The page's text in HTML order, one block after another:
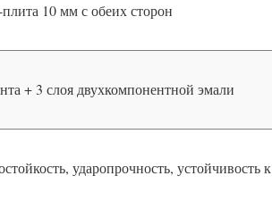
10 мм с обеих сторон
+ 3 слоя двухкомпонентной эмали
ударопрочность, устойчивость